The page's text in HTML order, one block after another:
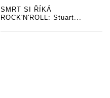
SMRT SI ŘÍKÁ
ROCK'N'ROLL: Stuart...